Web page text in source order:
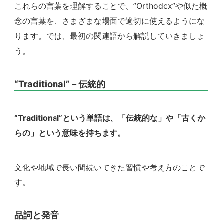
これらの言葉を理解することで、”Orthodox”や似た概
念の言葉を、さまざまな場面で適切に使えるようにな
ります。では、最初の関連語から解説していきましょ
う。
“Traditional” – 伝統的
“Traditional”という単語は、「伝統的な」や「古くか
らの」という意味を持ちます。
文化や地域で長い間続いてきた習慣や考え方のことで
す。
品詞と発音